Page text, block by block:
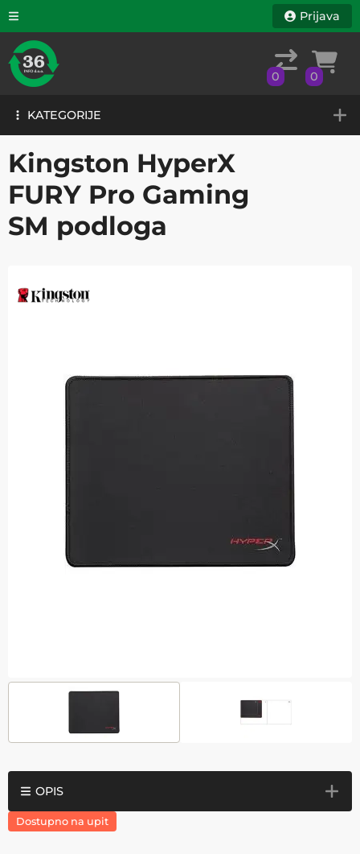
KATEGORIJE
Prijava
0 0
KATEGORIJE
Kingston HyperX
FURY Pro Gaming
SM podloga
OPIS
Dostupno na upit